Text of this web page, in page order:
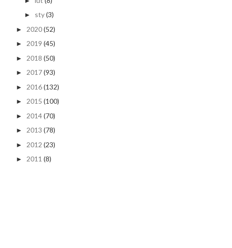
► sty(3)
► 2020(52)
► 2019 (45)
► 2018 (50)
► 2017(93)
► 2016(132)
► 2015 (100)
► 2014(70)
► 2013 (78)
► 2012 (23)
► 2011 (8)